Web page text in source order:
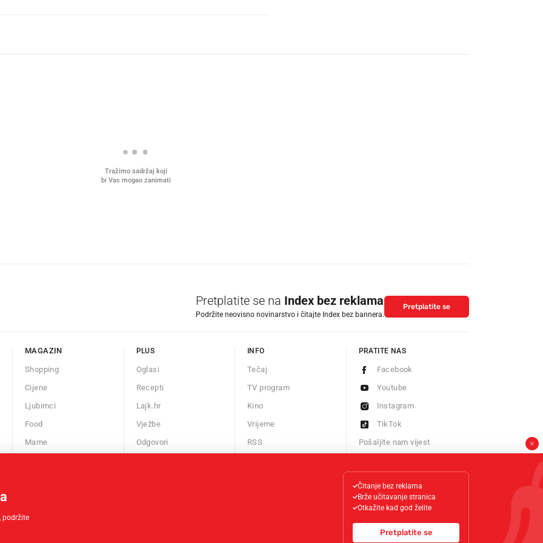
Tražimo sadržaj koji
bi Vas mogao zanimati
podržite
Čitanje bez reklama
Brže učitavanje stranica
Otkažite kad god želite
Pretplatite se
Pretplatite se na Index bez reklama
Podržite neovisno novinarstvo i čitajte Index bez bannera.
Pretplatite se
MAGAZIN
Shopping
Cijene
Ljubimci
Food
Mame
Horoskop
PLUS
Oglasi
Recepti
Lajk.hr
Vježbe
Odgovori
INFO
Tečaj
TV program
Kino
Vrijeme
RSS
PRATITE NAS
Facebook
Youtube
Instagram
TikTok
Pošaljite nam vijest